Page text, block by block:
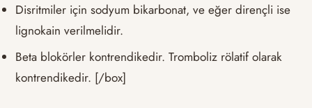
Disritmiler için sodyum bikarbonat, ve eğer dirençli ise
lignokain verilmelidir.
Beta blokörler kontrendikedir. Tromboliz rölatif olarak
kontrendikedir. [/box]